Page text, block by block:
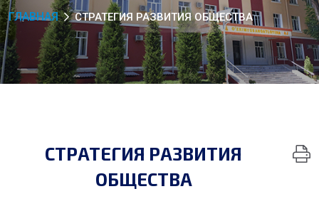
ГЛАВНАЯ СТРАТЕГИЯ РАЗВИТИЯ ОБЩЕСТВА
СТРАТЕГИЯ РАЗВИТИЯ
ОБЩЕСТВА